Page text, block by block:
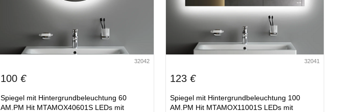
32042
100 €
Spiegel mit Hintergrundbeleuchtung 60
AM.PM Hit MTAMOX40601S LEDs mit
32041
123€
Spiegel mit Hintergrundbeleuchtung 100
AM.PM Hit MTAMOX11001S LEDs mit